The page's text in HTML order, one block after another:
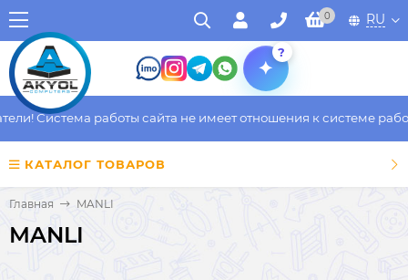
0 RU
?
Система работы сайта не имеет отношения к системе
КАТАЛОГ ТОВАРОВ
Главная MANLI
MANLI